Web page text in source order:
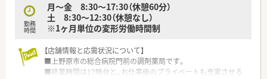
勤務
時間
月～金 8:30～17:30（休憩60分）
土 8:30～12:30（休憩なし）
※1ヶ月単位の変形労働時間制
【店舗情報と応需状況について】
■上野原市の総合病院門前の調剤薬局です。
■終業時間は17時台と、お仕事後のプライベートも充実させる